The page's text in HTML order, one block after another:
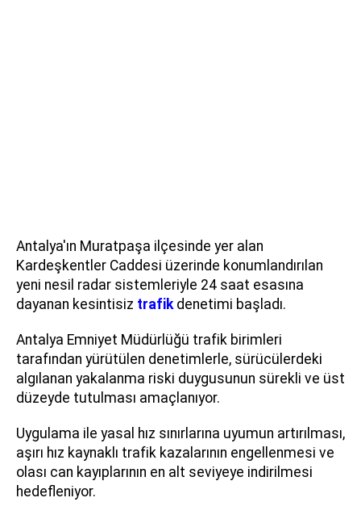
Antalya'ın Muratpaşa ilçesinde yer alan
Kardeşkentler Caddesi üzerinde konumlandırılan
yeni nesil radar sistemleriyle 24 saat esasına
dayanan kesintisiz trafik denetimi başladı.
Antalya Emniyet Müdürlüğü trafik birimleri
tarafından yürütülen denetimlerle, sürücülerdeki
algılanan yakalanma riski duygusunun sürekli ve üst
düzeyde tutulması amaçlanıyor.
Uygulama ile yasal hız sınırlarına uyumun artırılması,
aşırı hız kaynaklı trafik kazalarının engellenmesi ve
olası can kayıplarının en alt seviyeye indirilmesi
hedefleniyor.